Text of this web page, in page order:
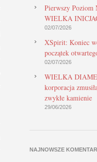
Pierwszy Poziom
WIELKA
02/07/2026
XSpirit: Koniec
początek
02/07/2026
WIELKA
korporacja
zwykłe kamienie
29/06/2026
NAJNOWSZE